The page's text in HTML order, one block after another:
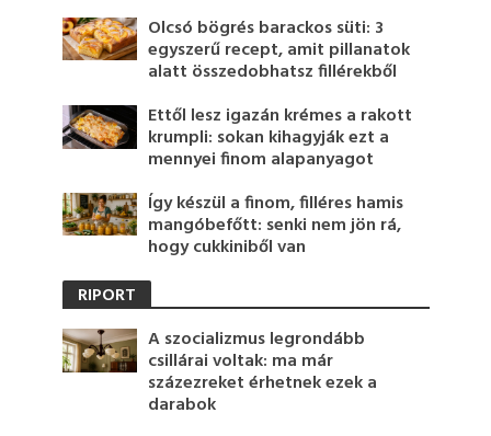
Olcsó bögrés barackos süti: 3
egyszerű recept, amit pillanatok
alatt összedobhatsz fillérekből
Ettől lesz igazán krémes a rakott
krumpli: sokan kihagyják ezt a
mennyei finom alapanyagot
Így készül a finom, filléres hamis
mangóbefőtt: senki nem jön rá,
hogy cukkiniből van
RIPORT
A szocializmus legrondább
csillárai voltak: ma már
százezreket érhetnek ezek a
darabok